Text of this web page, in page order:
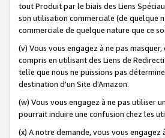
tout Produit par le biais des Liens
son utilisation commerciale (de quelque
commerciale de quelque nature que ce
(v) Vous vous engagez à ne pas
compris en utilisant des Liens de
telle que nous ne puissions pas
destination d'un Site d'Amazon.
(w) Vous vous engagez à ne pas utiliser
pourrait induire une confusion chez les
(x) A notre demande, vous vous